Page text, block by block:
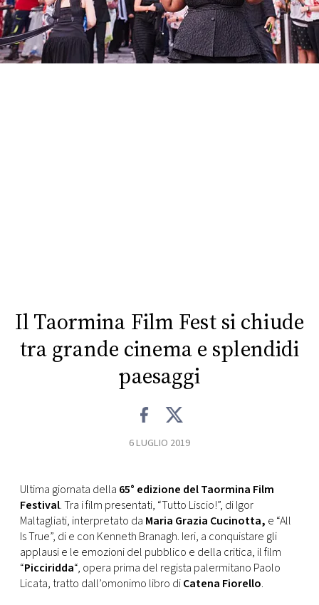
FOTO
CONCORSI
CONSIGLIA
Il Taormina Film Fest si chiude
tra grande cinema e splendidi
paesaggi
6 LUGLIO 2019
Ultima giornata della 65° edizione del Taormina Film
Festival. Tra i film presentati, “Tutto Liscio!”, di Igor
Maltagliati, interpretato da Maria Grazia Cucinotta, e “All
Is True”, di e con Kenneth Branagh. Ieri, a conquistare gli
applausi e le emozioni del pubblico e della critica, il film
“Picciridda“, opera prima del regista palermitano Paolo
Licata, tratto dall’omonimo libro diCatena Fiorello.